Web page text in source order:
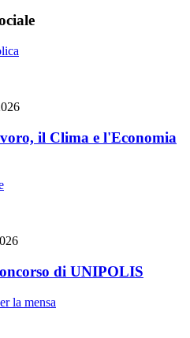
il Clima e l'Economia
di UNIPOLIS